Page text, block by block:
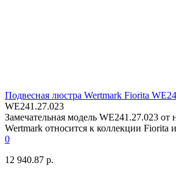
Подвесная люстра Wertmark Fiorita
WE241.27.023
Замечательная модель WE241.27.023
Wertmark относится к коллекции Fiorita
0
12 940.87 р.